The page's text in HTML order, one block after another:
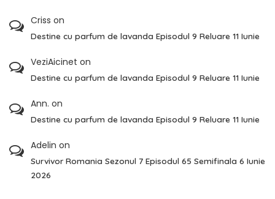
Criss on
Destine cu parfum de lavanda Episodul 9 Reluare 11 Iunie
VeziAicinet on
Destine cu parfum de lavanda Episodul 9 Reluare 11 Iunie
Ann. on
Destine cu parfum de lavanda Episodul 9 Reluare 11 Iunie
Adelin on
Survivor Romania Sezonul 7 Episodul 65 Semifinala 6 Iunie
2026